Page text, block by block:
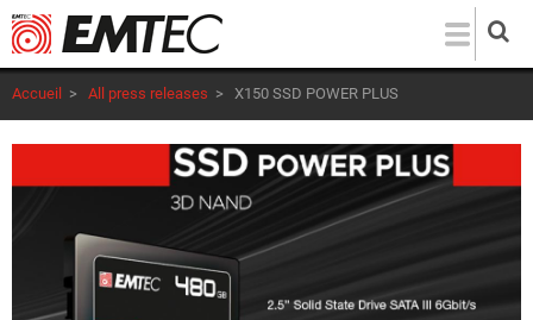
Aller
au
contenu
principal
Accueil > All press releases > X150 SSD POWER PLUS